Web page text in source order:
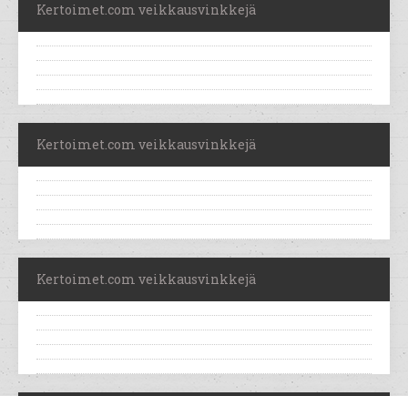
Kertoimet.com veikkausvinkkejä
Kertoimet.com veikkausvinkkejä
Kertoimet.com veikkausvinkkejä